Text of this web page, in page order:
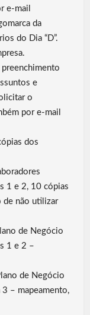
e-mail
da
do Dia “D”.
preenchimento
e
o
por e-mail
dos
1 e 2, 10 cópias
de não utilizar
de Negócio
1 e 2 –
de Negócio
3 – mapeamento,